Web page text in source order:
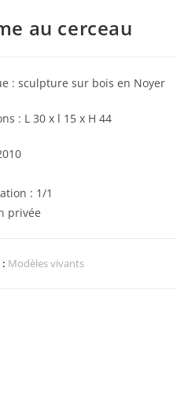
au cerceau
: sculpture sur bois en Noyer
: L 30 x l 15 x H 44
: 1/1
privée
Modèles vivants